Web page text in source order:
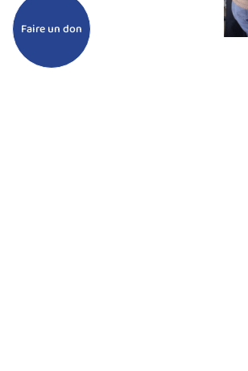
Faire un don